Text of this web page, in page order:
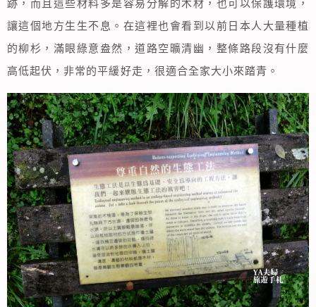
跡，而且這些材料多是容易分解的木材，也可以保護環境，
讓這個地方生生不息。在這裡也會看到以前日本人大量種植
的柳杉，滿眼綠意盎然，道路空曠清幽，整條路段沒有什麼
高低起伏，非常的平緩好走，很適合全家大小來踏青。